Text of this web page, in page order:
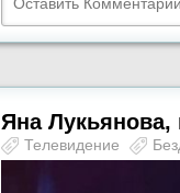
Яна
Телевидение